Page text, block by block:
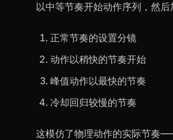
以中等节奏开始动作序列，然后
正常节奏的设置分镜
动作以稍快的节奏开始
峰值动作以最快的节奏
冷却回归较慢的节奏
这模仿了物理动作的实际节奏